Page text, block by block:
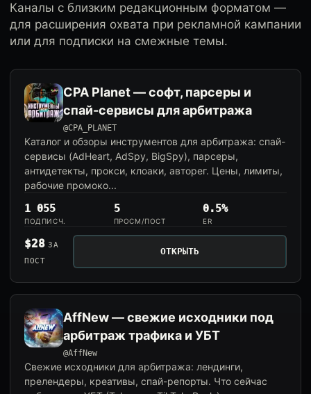
Каналы с близким редакционным форматом —
для расширения охвата при рекламной кампании
или для подписки на смежные темы.
CPA Planet — софт, парсеры и
спай-сервисы для арбитража
@CPA_PLANET
Каталог и обзоры инструментов для арбитража: спай-
сервисы (AdHeart, AdSpy, BigSpy), парсеры,
антидетекты, прокси, клоаки, авторег. Цены, лимиты,
рабочие промоко...
1 055
ПОДПИСЧ.
5
ПРОСМ/ПОСТ
0.5%
ER
$28 ЗА
ПОСТ
ОТКРЫТЬ
AffNew — свежие исходники под
арбитраж трафика и УБТ
@AffNew
Свежие исходники для арбитража: лендинги,
прелендеры, креативы, спай-репорты. Что сейчас